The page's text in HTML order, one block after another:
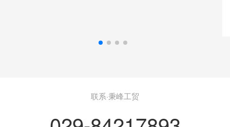
联系·秉峰工贸